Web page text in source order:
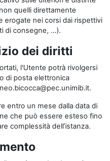
quelli direttamente
erogate nei corsi dai rispettivi
di consegne, …).
dei diritti
l'Utente potrà rivolgersi
di posta elettronica
entro un mese dalla data di
che può essere esteso fino
complessità dell’istanza.